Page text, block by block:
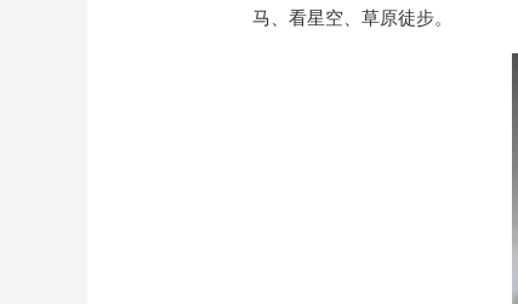
马、看星空、草原徒步。